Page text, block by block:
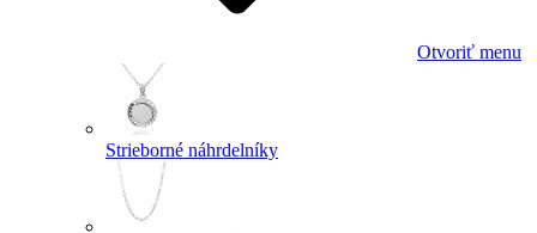
Otvoriť menu
Strieborné náhrdelníky